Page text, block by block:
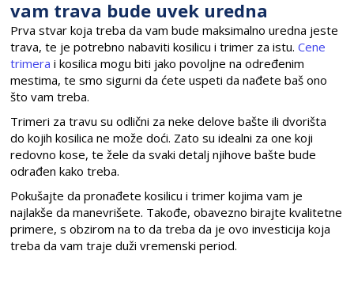
vam trava bude uvek uredna
Prva stvar koja treba da vam bude maksimalno uredna jeste
trava, te je potrebno nabaviti kosilicu i trimer za istu.Cene
trimera i kosilica mogu biti jako povoljne na određenim
mestima, te smo sigurni da ćete uspeti da nađete baš ono
što vam treba.
Trimeri za travu su odlični za neke delove bašte ili dvorišta
do kojih kosilica ne može doći. Zato su idealni za one koji
redovno kose, te žele da svaki detalj njihove bašte bude
odrađen kako treba.
Pokušajte da pronađete kosilicu i trimer kojima vam je
najlakše da manevrišete. Takođe, obavezno birajte kvalitetne
primere, s obzirom na to da treba da je ovo investicija koja
treba da vam traje duži vremenski period.